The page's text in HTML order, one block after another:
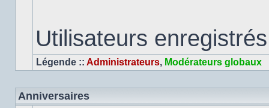
Utilisateurs
Légende :: Administrateurs, Modérateurs globaux
Anniversaires